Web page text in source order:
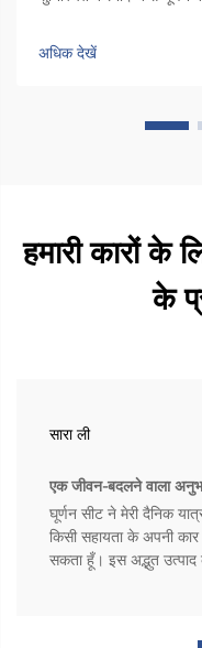
दरवाजे के किनारे की ओर 90
अधिक देखें
हमारी कारों के
के
सारा ली
एक जीवन-बदलने वाला
घूर्णन सीट ने मेरी दैनिक
किसी सहायता के अपनी
सकता हूँ। इस अद्भुत उत्पाद